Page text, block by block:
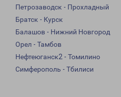
Петрозаводск - Прохладный
Братск - Курск
Балашов - Нижний Новгород
Орел - Тамбов
Нефтеюганск2 - Томилино
Симферополь - Тбилиси